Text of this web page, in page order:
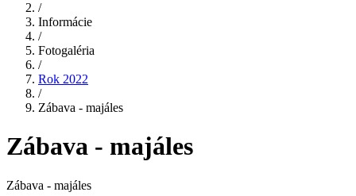
/
Informácie
/
Fotogaléria
/
Rok 2022
/
Zábava - majáles
Zábava - majáles
Zábava - majáles